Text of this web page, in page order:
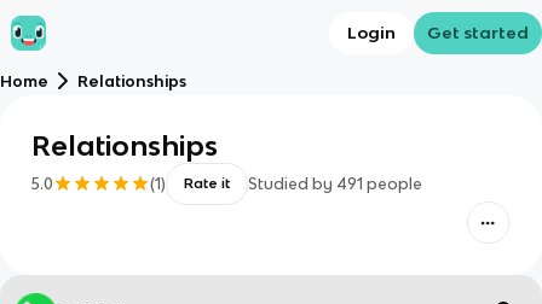
Login Get started
Home Relationships
Relationships
5.0 (1) Rate it Studied by 491 people